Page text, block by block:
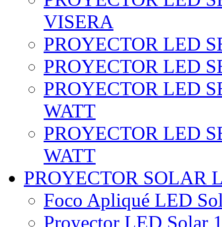
VISERA
PROYECTOR LED
PROYECTOR LED
PROYECTOR LED
WATT
PROYECTOR LED
WATT
PROYECTOR SOLAR
Foco Apliqué LED
Proyector LED Solar